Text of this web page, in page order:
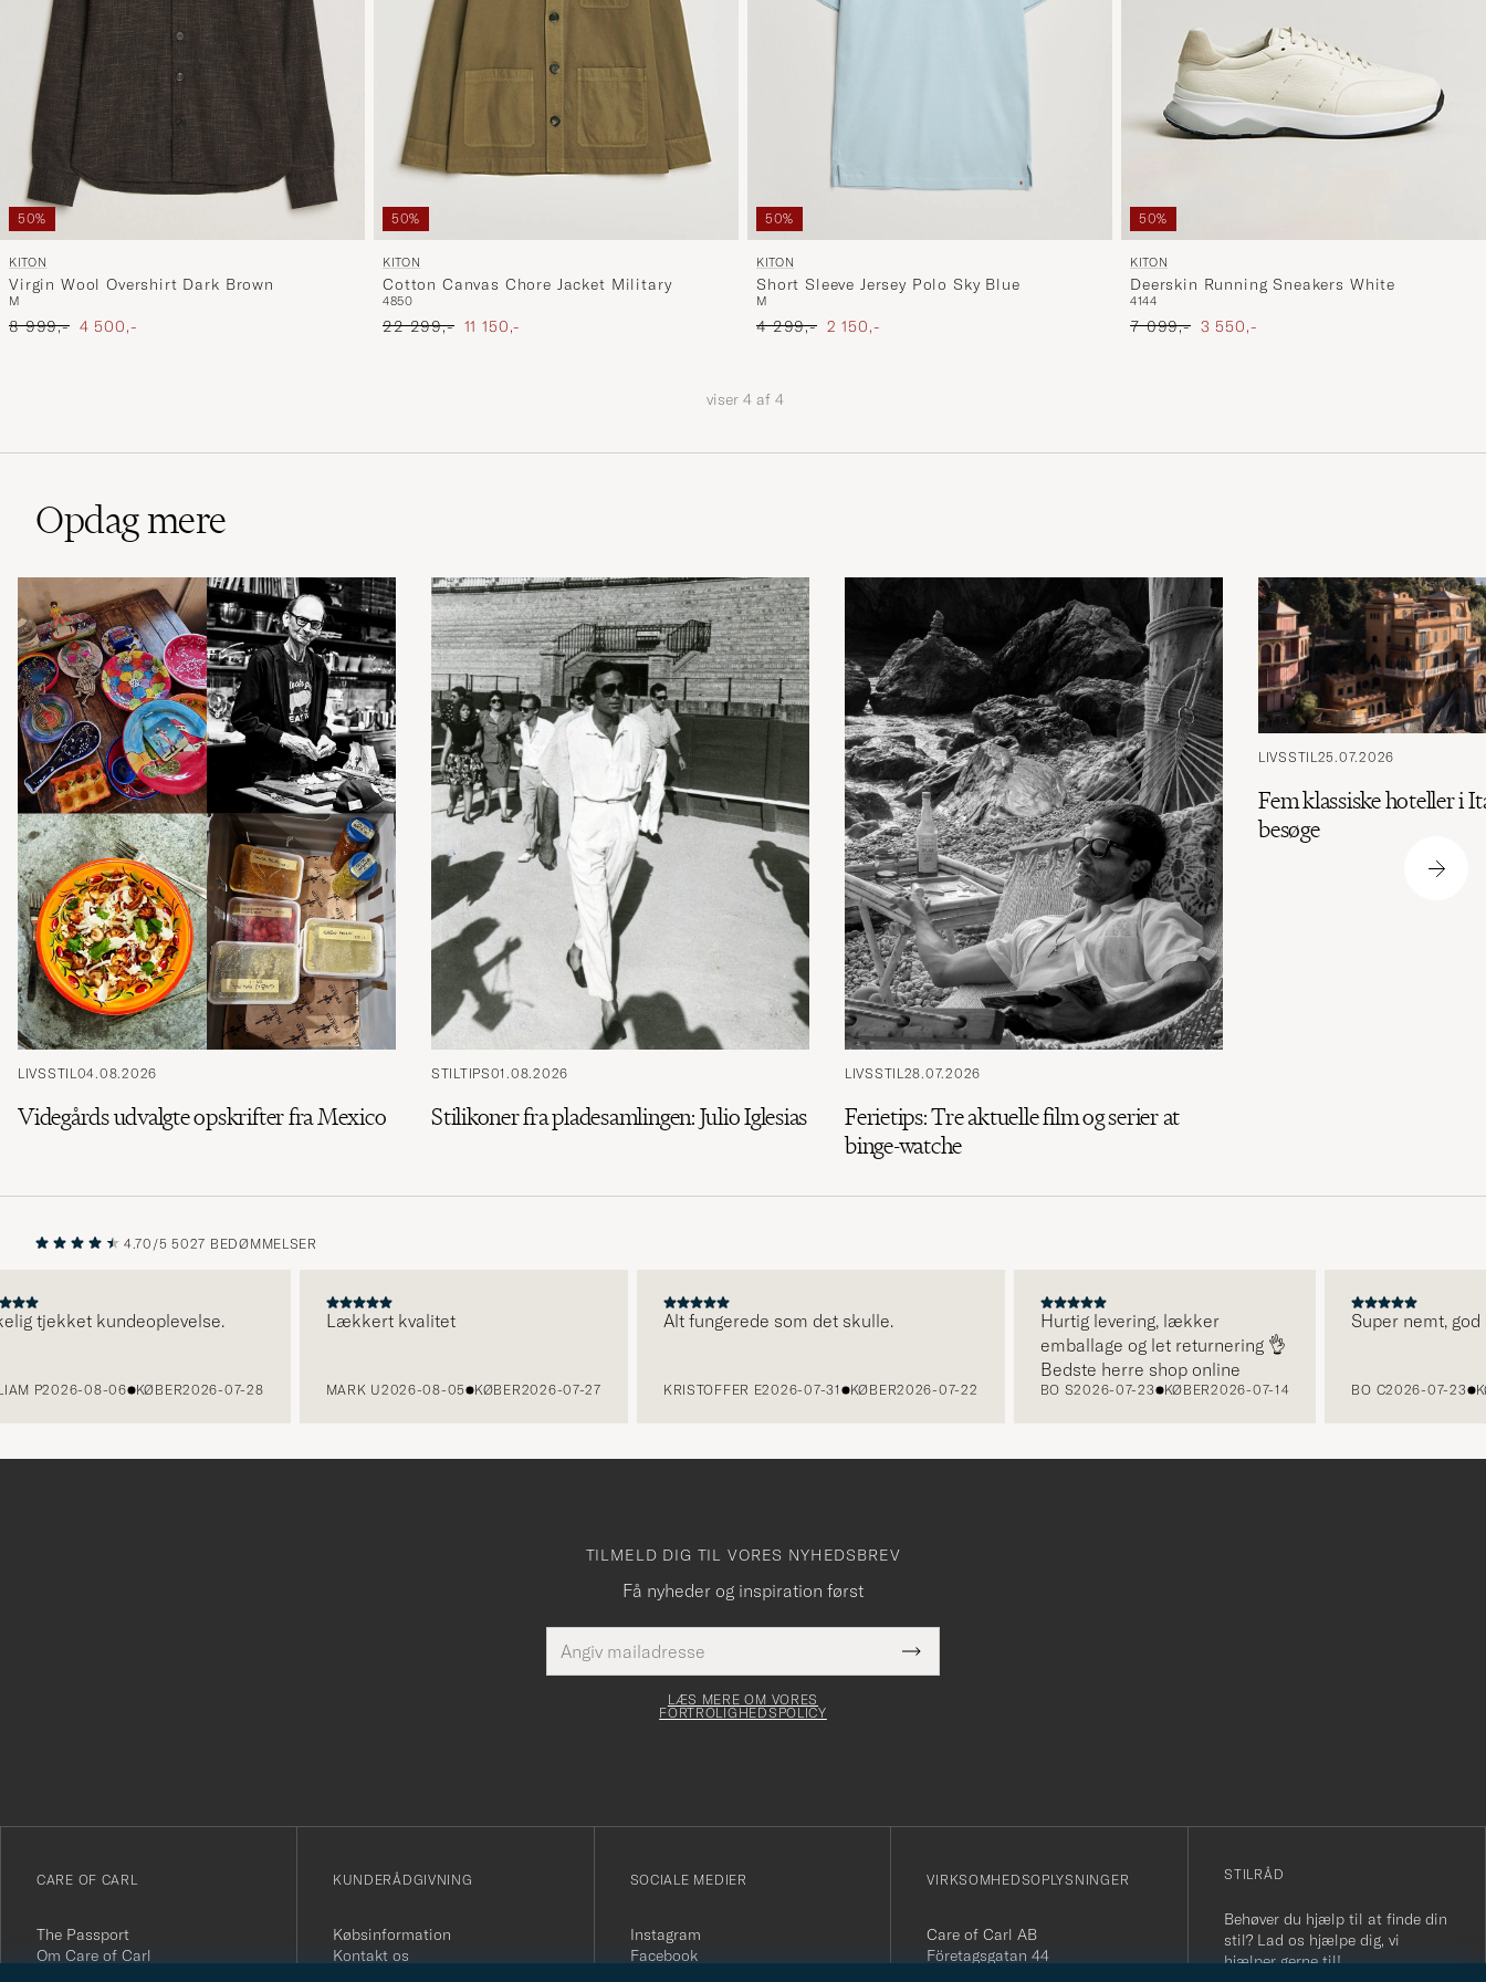
udvalg
til
50%
KITON
Virgin Wool Overshirt Dark Brown
M
Ordinary pris
8 999,- Nedsat pris
4 500,-
50%
KITON
Cotton Canvas Chore Jacket Military
4850
Ordinary pris
22 299,- Nedsat pris
11 150,-
50%
KITON
Short Sleeve Jersey Polo Sky Blue
M
Ordinary pris
4 299,- Nedsat pris
2 150,-
50%
KITON
Deerskin Running Sneakers White
4144
Ordinary pris
7 099,- Nedsat pris
3 550,-
viser 4 af 4
Opdag mere
LIVSSTIL04.08.2026
Videgårds udvalgte opskrifter fra Mexico
STILTIPS01.08.2026
Stilikoner fra pladesamlingen: Julio Iglesias
LIVSSTIL28.07.2026
Ferietips: Tre aktuelle film og serier at
binge-watche
LIVSSTIL 25.07.2026
Fem klassiske hoteller i
besøge
NÆSTE
4.70/5 5027 BEDØMMELSER
tjekket kundeoplevelse.
P2026-08-06 KØBER 2026-07-28
Lækkert kvalitet
MARK U2026-08-05 KØBER 2026-07-27
Alt fungerede som det skulle.
KRISTOFFER E2026-07-31 KØBER 2026-07-22
Hurtig levering, lækker
emballage og let returnering 👌
Bedste herre shop online
BO S2026-07-23 KØBER 2026-07-14
Super nemt, god
BO C2026-07-23
TILMELD DIG TIL VORES NYHEDSBREV
Få nyheder og inspiration først
mailadresse
Dette
felt skal
Submit
Newsletter
till
nyhetsbrev!
LÆS MERE OM VORES
FORTROLIGHEDSPOLICY
CARE OF CARL
The Passport
Om Care of Carl
KUNDERÅDGIVNING
Købsinformation
Kontakt os
SOCIALE MEDIER
Instagram
Facebook
VIRKSOMHEDSOPLYSNINGER
Care of Carl AB
Företagsgatan 44
STILRÅD
Behøver du hjælp til at finde din
stil? Lad os hjælpe dig, vi
hjælper gerne til!